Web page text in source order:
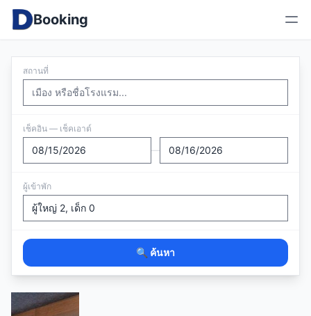
Booking
สถานที่
เช็คอิน — เช็คเอาต์
—
ผู้เข้าพัก
🔍 ค้นหา